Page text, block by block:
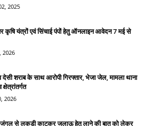
2025
कृषि यंत्रों एवं सिंचाई पंपों हेतु ऑनलाइन आवेदन 7 मई से
2026
शराब के साथ आरोपी गिरफ्तार, भेजा जेल, मामला थाना
2026
जंगल से लकड़ी काटकर जलाऊ हेतु लाने की बात को लेकर